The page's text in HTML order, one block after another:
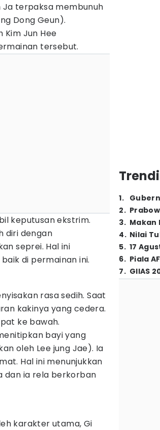
terpaksa membunuh
Dong Geun).
Kim Jun Hee
tersebut.
keputusan ekstrim.
diri dengan
seprei. Hal ini
di permainan ini.
rasa sedih. Saat
kakinya yang cedera.
ke bawah.
bayi yang
oleh Lee jung Jae). Ia
Hal ini menunjukkan
dan ia rela berkorban
karakter utama, Gi
1.
2.
3. Makan
4. Nilai
5. 17
6. Piala
7. GIIAS